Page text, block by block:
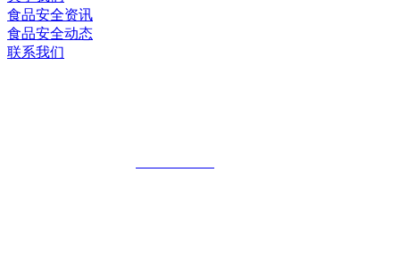
食品安全资讯
食品安全动态
联系我们